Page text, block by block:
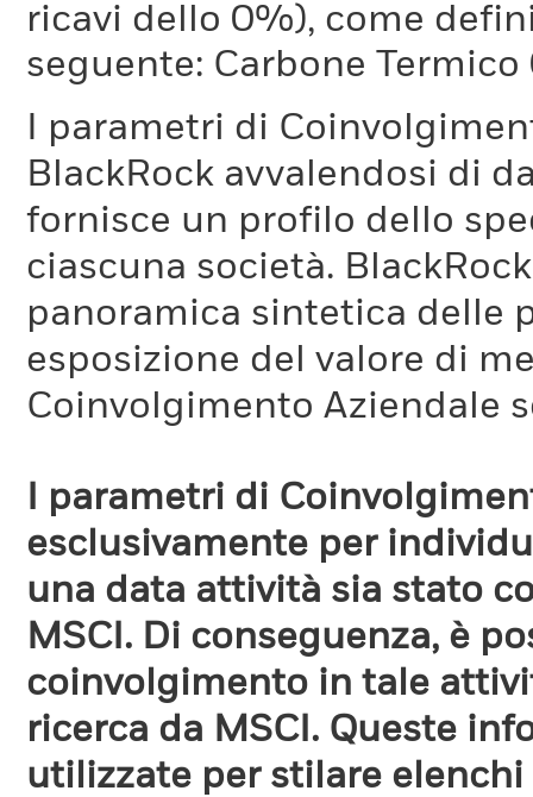
ricavi dello 0%), come
seguente: Carbone
I parametri di
BlackRock avvalendosi di
fornisce un profilo dello
ciascuna società.
panoramica sintetica delle
esposizione del valore di
Coinvolgimento Aziendale
I parametri di
esclusivamente per
una data attività sia stato
MSCI. Di conseguenza, è
coinvolgimento in tale
ricerca da MSCI. Queste
utilizzate per stilare